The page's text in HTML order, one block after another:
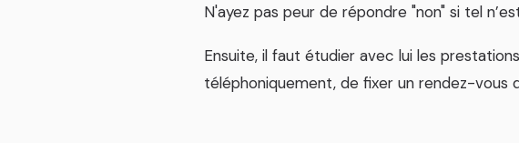
N'ayez pas peur de répondre "non" si tel
Ensuite, il faut étudier avec lui les
téléphoniquement, de fixer un rendez-vous